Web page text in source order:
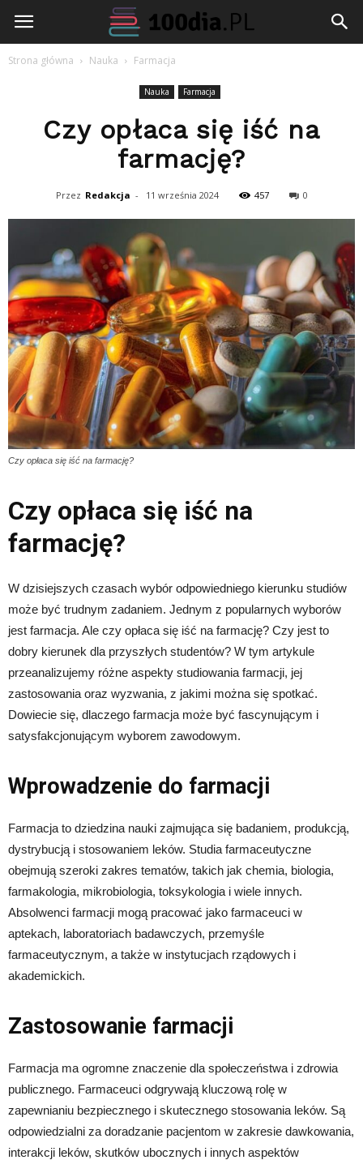
100dia.pl
Strona główna Nauka Farmacja
Nauka Farmacja
Czy opłaca się iść na
farmację?
Przez Redakcja - 11 września 2024 457 0
Czy opłaca się iść na farmację?
Czy opłaca się iść na
farmację?
W dzisiejszych czasach wybór odpowiedniego kierunku studiów
może być trudnym zadaniem. Jednym z popularnych wyborów
jest farmacja. Ale czy opłaca się iść na farmację? Czy jest to
dobry kierunek dla przyszłych studentów? W tym artykule
przeanalizujemy różne aspekty studiowania farmacji, jej
zastosowania oraz wyzwania, z jakimi można się spotkać.
Dowiecie się, dlaczego farmacja może być fascynującym i
satysfakcjonującym wyborem zawodowym.
Wprowadzenie do farmacji
Farmacja to dziedzina nauki zajmująca się badaniem, produkcją,
dystrybucją i stosowaniem leków. Studia farmaceutyczne
obejmują szeroki zakres tematów, takich jak chemia, biologia,
farmakologia, mikrobiologia, toksykologia i wiele innych.
Absolwenci farmacji mogą pracować jako farmaceuci w
aptekach, laboratoriach badawczych, przemyśle
farmaceutycznym, a także w instytucjach rządowych i
akademickich.
Zastosowanie farmacji
Farmacja ma ogromne znaczenie dla społeczeństwa i zdrowia
publicznego. Farmaceuci odgrywają kluczową rolę w
zapewnianiu bezpiecznego i skutecznego stosowania leków. Są
odpowiedzialni za doradzanie pacjentom w zakresie dawkowania,
interakcji leków, skutków ubocznych i innych aspektów